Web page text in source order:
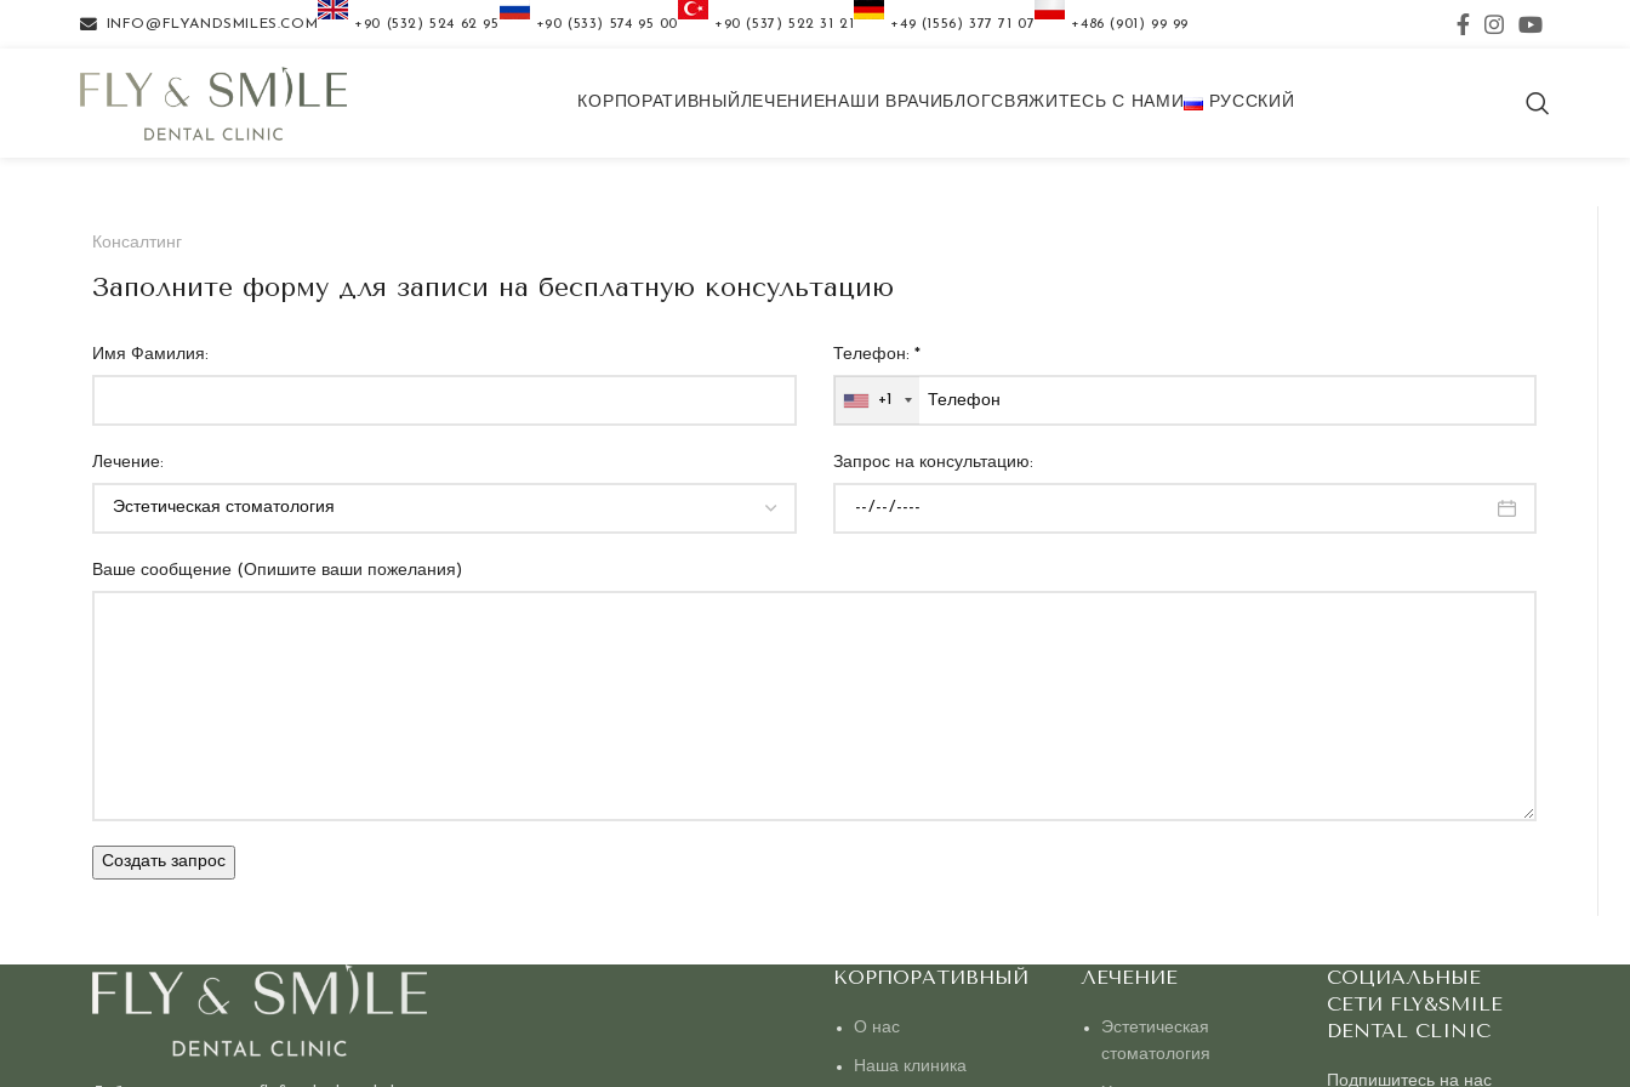
INFO@FLYANDSMILES.COM ‎+90 (532) 524 62 95 ‎+90 (533) 574 95 00 ‎+90 (537) 522 31 21 +49 (1556) 377 71 07 +486 (901) 99 99
КОРПОРАТИВНЫЙЛЕЧЕНИЕНАШИ ВРАЧИБЛОГСВЯЖИТЕСЬ С НАМИ РУССКИЙ
Консалтинг
Заполните форму для записи на бесплатную консультацию
Имя Фамилия: Телефон: *
+1
Лечение: Запрос на консультацию:
Ваше сообщение (Опишите ваши пожелания)
КОРПОРАТИВНЫЙ
О нас
Наша клиника
ЛЕЧЕНИЕ
Эстетическая
стоматология
СОЦИАЛЬНЫЕ
СЕТИ FLY&SMILE
DENTAL CLINIC
Подпишитесь на нас